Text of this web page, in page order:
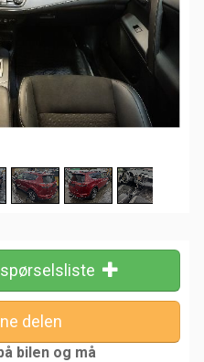
bilen og må